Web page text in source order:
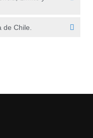
Chile.